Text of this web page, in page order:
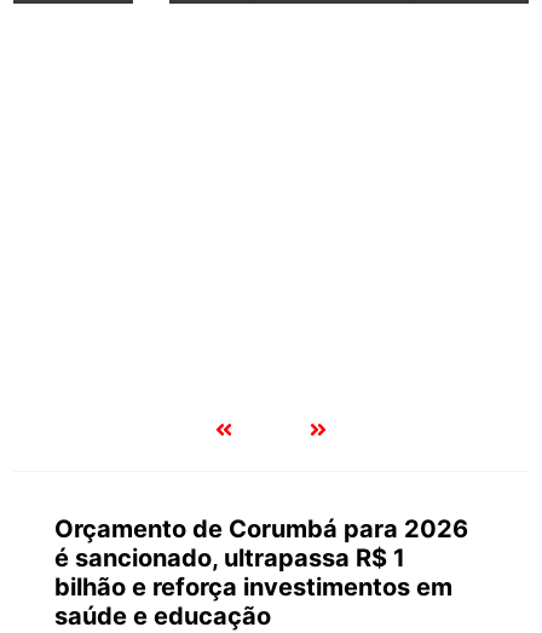
Orçamento de Corumbá para 2026
é sancionado, ultrapassa R$ 1
bilhão e reforça investimentos em
saúde e educação